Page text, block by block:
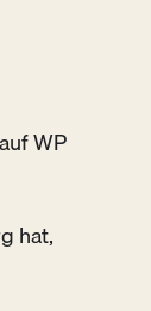
WP
hat,